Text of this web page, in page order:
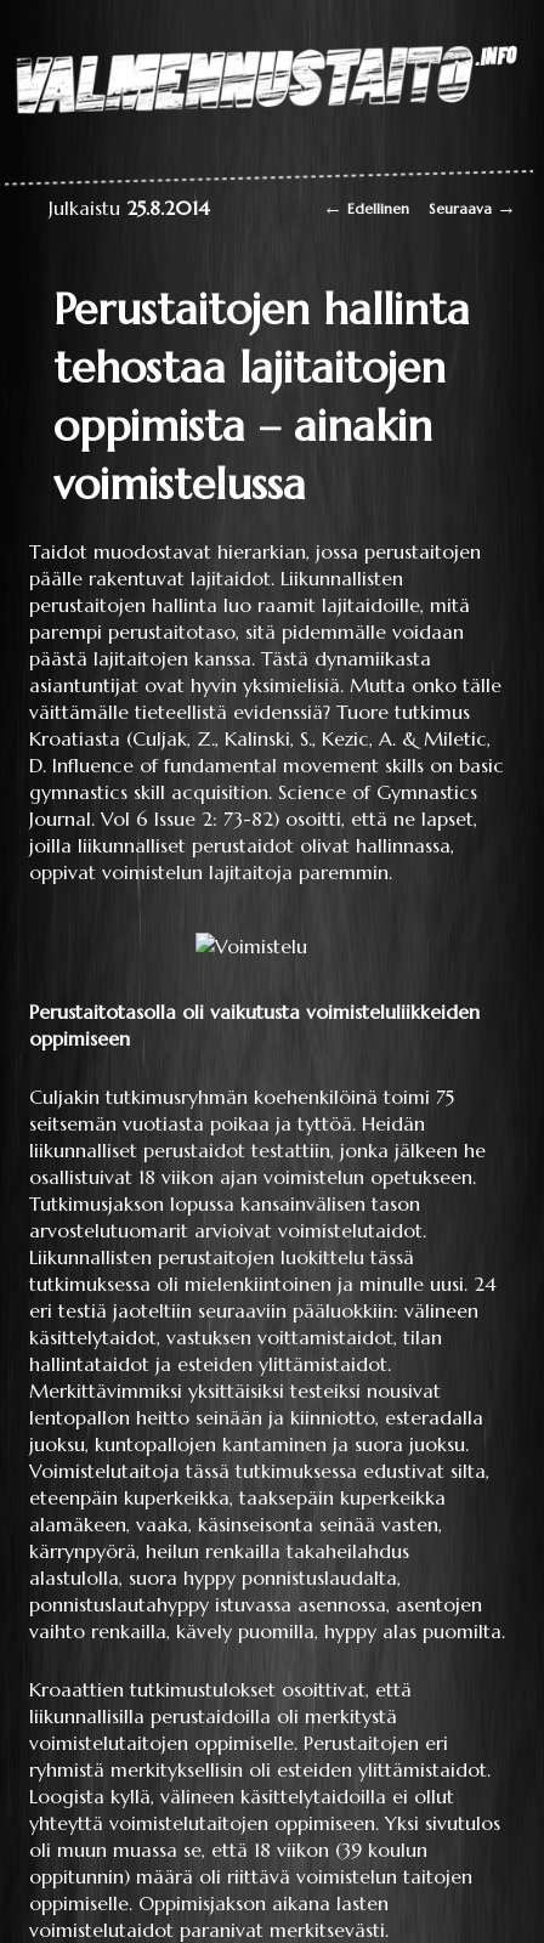
Valmennustaito.info
liikkumisen
perustaitojen
videokirjasto
Artikkelien selaus
← Edellinen Seuraava →
Perustaitojen hallinta
tehostaa lajitaitojen
oppimista – ainakin
voimistelussa
Julkaistu 25.8.2014
Taidot muodostavat hierarkian, jossa perustaitojen
päälle rakentuvat lajitaidot. Liikunnallisten
perustaitojen hallinta luo raamit lajitaidoille, mitä
parempi perustaitotaso, sitä pidemmälle voidaan
päästä lajitaitojen kanssa. Tästä dynamiikasta
asiantuntijat ovat hyvin yksimielisiä. Mutta onko tälle
väittämälle tieteellistä evidenssiä? Tuore tutkimus
Kroatiasta (Culjak, Z., Kalinski, S., Kezic, A. & Miletic,
D. Influence of fundamental movement skills on basic
gymnastics skill acquisition. Science of Gymnastics
Journal. Vol 6 Issue 2: 73-82) osoitti, että ne lapset,
joilla liikunnalliset perustaidot olivat hallinnassa,
oppivat voimistelun lajitaitoja paremmin.
Perustaitotasolla oli vaikutusta voimisteluliikkeiden
oppimiseen
Culjakin tutkimusryhmän koehenkilöinä toimi 75
seitsemän vuotiasta poikaa ja tyttöä. Heidän
liikunnalliset perustaidot testattiin, jonka jälkeen he
osallistuivat 18 viikon ajan voimistelun opetukseen.
Tutkimusjakson lopussa kansainvälisen tason
arvostelutuomarit arvioivat voimistelutaidot.
Liikunnallisten perustaitojen luokittelu tässä
tutkimuksessa oli mielenkiintoinen ja minulle uusi. 24
eri testiä jaoteltiin seuraaviin pääluokkiin: välineen
käsittelytaidot, vastuksen voittamistaidot, tilan
hallintataidot ja esteiden ylittämistaidot.
Merkittävimmiksi yksittäisiksi testeiksi nousivat
lentopallon heitto seinään ja kiinniotto, esteradalla
juoksu, kuntopallojen kantaminen ja suora juoksu.
Voimistelutaitoja tässä tutkimuksessa edustivat silta,
eteenpäin kuperkeikka, taaksepäin kuperkeikka
alamäkeen, vaaka, käsinseisonta seinää vasten,
kärrynpyörä, heilun renkailla takaheilahdus
alastulolla, suora hyppy ponnistuslaudalta,
ponnistuslautahyppy istuvassa asennossa, asentojen
vaihto renkailla, kävely puomilla, hyppy alas puomilta.
Kroaattien tutkimustulokset osoittivat, että
liikunnallisilla perustaidoilla oli merkitystä
voimistelutaitojen oppimiselle. Perustaitojen eri
ryhmistä merkityksellisin oli esteiden ylittämistaidot.
Loogista kyllä, välineen käsittelytaidoilla ei ollut
yhteyttä voimistelutaitojen oppimiseen. Yksi sivutulos
oli muun muassa se, että 18 viikon (39 koulun
oppitunnin) määrä oli riittävä voimistelun taitojen
oppimiselle. Oppimisjakson aikana lasten
voimistelutaidot paranivat merkitsevästi.